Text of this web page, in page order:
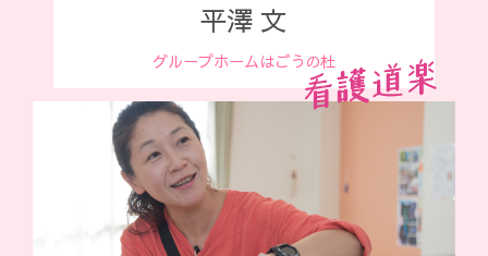
平澤 文
グループホームはごうの杜